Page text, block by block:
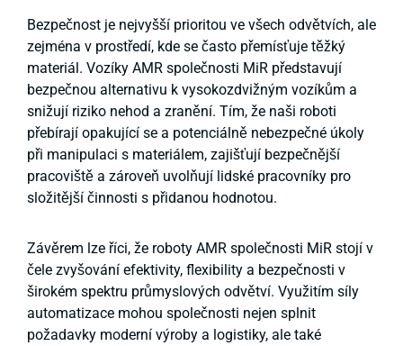
Bezpečnost je nejvyšší prioritou ve všech odvětvích, ale
zejména v prostředí, kde se často přemísťuje těžký
materiál. Vozíky AMR společnosti MiR představují
bezpečnou alternativu k vysokozdvižným vozíkům a
snižují riziko nehod a zranění. Tím, že naši roboti
přebírají opakující se a potenciálně nebezpečné úkoly
při manipulaci s materiálem, zajišťují bezpečnější
pracoviště a zároveň uvolňují lidské pracovníky pro
složitější činnosti s přidanou hodnotou.
Závěrem lze říci, že roboty AMR společnosti MiR stojí v
čele zvyšování efektivity, flexibility a bezpečnosti v
širokém spektru průmyslových odvětví. Využitím síly
automatizace mohou společnosti nejen splnit
požadavky moderní výroby a logistiky, ale také